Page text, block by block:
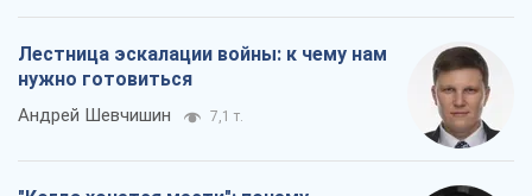
Лестница эскалации войны: к чему нам
нужно готовиться
Андрей Шевчишин 7,1 т.